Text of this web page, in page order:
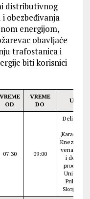
distributivnog
obezbeđivanja
energijom,
obavljaće
trafostanica i
biti korisnici
VREME
OD
VREME
DO
ULICE
07:30 09:00
Knez
venac broj
i deo kod
Union
Prilepska,